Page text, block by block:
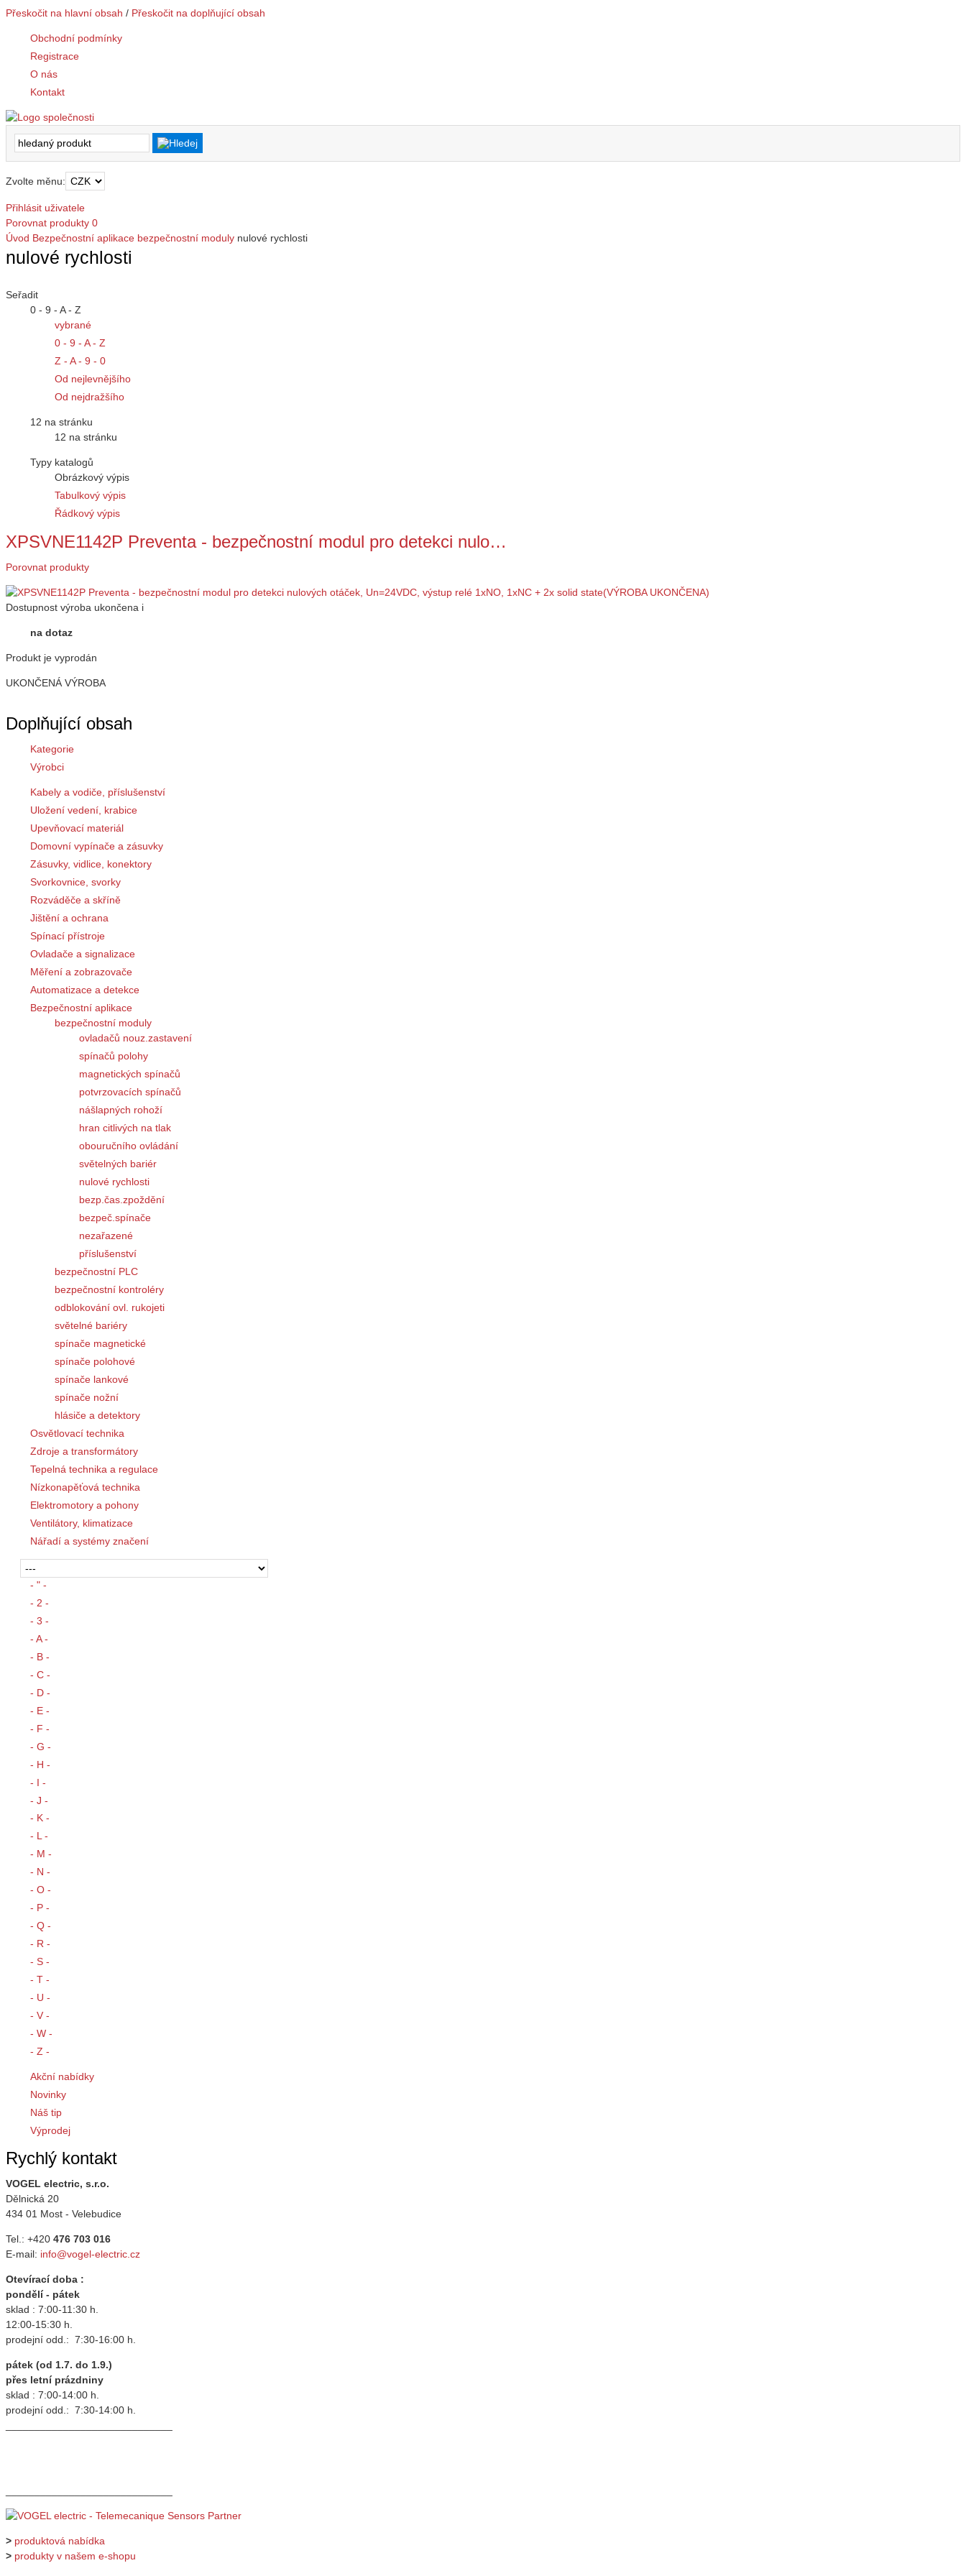
Přeskočit na hlavní obsah / Přeskočit na doplňující obsah
Obchodní podmínky
Registrace
O nás
Kontakt
Zvolte měnu:
Přihlásit uživatele
Porovnat produkty 0
Úvod Bezpečnostní aplikace bezpečnostní moduly nulové rychlosti
nulové rychlosti
Seřadit
0 - 9 - A - Z
vybrané
0 - 9 - A - Z
Z - A - 9 - 0
Od nejlevnějšího
Od nejdražšího
12 na stránku
12 na stránku
Typy katalogů
Obrázkový výpis
Tabulkový výpis
Řádkový výpis
XPSVNE1142P Preventa - bezpečnostní modul pro detekci nulo…
Porovnat produkty
Dostupnost výroba ukončena i
na dotaz
Produkt je vyprodán
UKONČENÁ VÝROBA
Doplňující obsah
Kategorie
Výrobci
Kabely a vodiče, příslušenství
Uložení vedení, krabice
Upevňovací materiál
Domovní vypínače a zásuvky
Zásuvky, vidlice, konektory
Svorkovnice, svorky
Rozváděče a skříně
Jištění a ochrana
Spínací přístroje
Ovladače a signalizace
Měření a zobrazovače
Automatizace a detekce
Bezpečnostní aplikace
bezpečnostní moduly
ovladačů nouz.zastavení
spínačů polohy
magnetických spínačů
potvrzovacích spínačů
nášlapných rohoží
hran citlivých na tlak
obouručního ovládání
světelných bariér
nulové rychlosti
bezp.čas.zpoždění
bezpeč.spínače
nezařazené
příslušenství
bezpečnostní PLC
bezpečnostní kontroléry
odblokování ovl. rukojeti
světelné bariéry
spínače magnetické
spínače polohové
spínače lankové
spínače nožní
hlásiče a detektory
Osvětlovací technika
Zdroje a transformátory
Tepelná technika a regulace
Nízkonapěťová technika
Elektromotory a pohony
Ventilátory, klimatizace
Nářadí a systémy značení
- " -
- 2 -
- 3 -
- A -
- B -
- C -
- D -
- E -
- F -
- G -
- H -
- I -
- J -
- K -
- L -
- M -
- N -
- O -
- P -
- Q -
- R -
- S -
- T -
- U -
- V -
- W -
- Z -
Akční nabídky
Novinky
Náš tip
Výprodej
Rychlý kontakt
VOGEL electric, s.r.o.
Dělnická 20
434 01 Most - Velebudice
Tel.: +420 476 703 016
E-mail: info@vogel-electric.cz
Otevírací doba :
pondělí - pátek
sklad : 7:00-11:30 h.
12:00-15:30 h.
prodejní odd.: 7:30-16:00 h.
pátek (od 1.7. do 1.9.)
přes letní prázdniny
sklad : 7:00-14:00 h.
prodejní odd.: 7:30-14:00 h.
> produktová nabídka
> produkty v našem e-shopu